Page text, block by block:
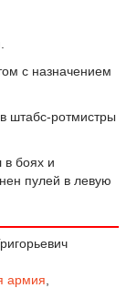
с назначением
штабс-ротмистры
в боях и
пулей в левую
армия